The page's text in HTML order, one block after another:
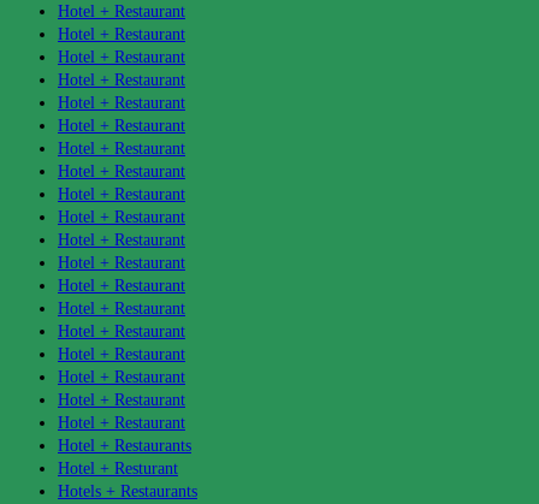
Hotel + Restaurant
Hotel + Restaurant
Hotel + Restaurant
Hotel + Restaurant
Hotel + Restaurant
Hotel + Restaurant
Hotel + Restaurant
Hotel + Restaurant
Hotel + Restaurant
Hotel + Restaurant
Hotel + Restaurant
Hotel + Restaurant
Hotel + Restaurant
Hotel + Restaurant
Hotel + Restaurant
Hotel + Restaurant
Hotel + Restaurant
Hotel + Restaurant
Hotel + Restaurant
Hotel + Restaurants
Hotel + Resturant
Hotels + Restaurants